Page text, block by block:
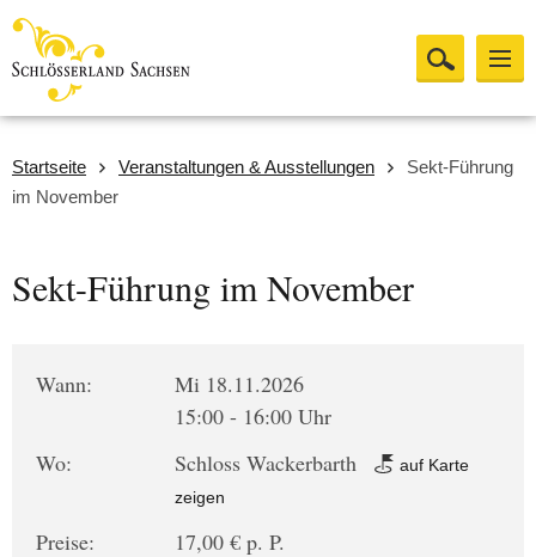
Startseite Veranstaltungen & Ausstellungen
Sekt-Führung
im November
Sekt-Führung im November
Wann:
Mi 18.11.2026
15:00 - 16:00 Uhr
Wo:
Schloss Wackerbarth
auf Karte
zeigen
Preise:
17,00 € p. P.